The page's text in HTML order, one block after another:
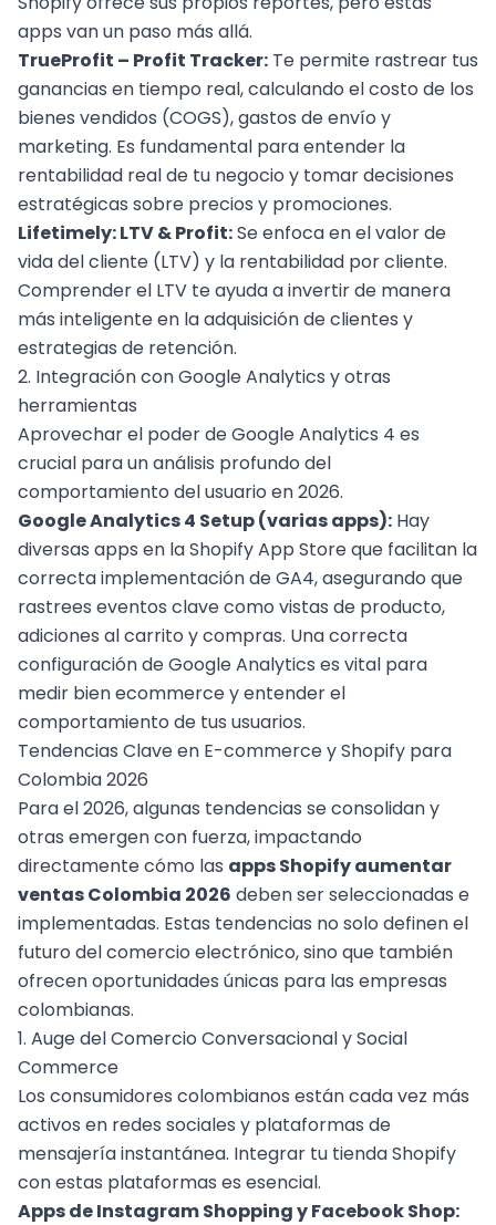
apps van un paso más allá.
TrueProfit – Profit Tracker: Te permite rastrear tus
ganancias en tiempo real, calculando el costo de los
bienes vendidos (COGS), gastos de envío y
marketing. Es fundamental para entender la
rentabilidad real de tu negocio y tomar decisiones
estratégicas sobre precios y promociones.
Lifetimely: LTV & Profit:Se enfoca en el valor de
vida del cliente (LTV) y la rentabilidad por cliente.
Comprender el LTV te ayuda a invertir de manera
más inteligente en la adquisición de clientes y
estrategias de retención.
2. Integración con Google Analytics y otras
herramientas
Aprovechar el poder de Google Analytics 4 es
crucial para un análisis profundo del
comportamiento del usuario en 2026.
Google Analytics 4 Setup (varias apps): Hay
diversas apps en la Shopify App Store que facilitan la
correcta implementación de GA4, asegurando que
rastrees eventos clave como vistas de producto,
adiciones al carrito y compras. Una correcta
configuración de Google Analytics es vital para
medir bien ecommercey entender el
comportamiento de tus usuarios.
Tendencias Clave en E-commerce y Shopify para
Colombia 2026
Para el 2026, algunas tendencias se consolidan y
otras emergen con fuerza, impactando
directamente cómo las apps Shopify aumentar
ventas Colombia 2026 deben ser seleccionadas e
implementadas. Estas tendencias no solo definen el
futuro del comercio electrónico, sino que también
ofrecen oportunidades únicas para las empresas
colombianas.
1. Auge del Comercio Conversacional y Social
Commerce
Los consumidores colombianos están cada vez más
activos en redes sociales y plataformas de
mensajería instantánea. Integrar tu tienda Shopify
con estas plataformas es esencial.
Apps de Instagram Shopping y Facebook Shop: